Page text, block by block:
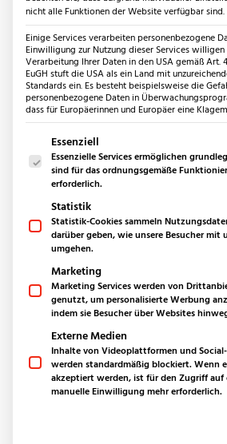
Waschtische
Wandverkleidungen
Anwendungsbereiche
Wohnbereich
Bäder
Küchen
Außenbereich
Produkte
Bodenplatten aus Naturstein
Keramikplatten für den Außenbereich
Polygonalplatten
Mauern & Palisaden
Sichtschutz-Stoneview
Fassaden
Poolumrandung
Quadersteine
Pflastersteine
Stufen
Splitt & Kies
Anwendungsbereiche
Kontakt
Kontaktieren Sie
Projekt
Sie brauchen eine Beratung
nicht alle Funktionen der Website verfügbar sind.
Einige Services verarbeiten personenbezogene
Einwilligung zur Nutzung dieser Services
Verarbeitung Ihrer Daten in den USA gemäß Art.
EuGH stuft die USA als ein Land mit
Standards ein. Es besteht beispielsweise die
personenbezogene Daten in
dass für Europäerinnen und Europäer eine
Es folgt eine Liste der Service-
Essenziell
Essenzielle Services ermöglichen
sind für das ordnungsgemäße
erforderlich.
Statistik
Statistik-Cookies sammeln
darüber geben, wie unsere Besucher mit
umgehen.
Marketing
Marketing Services werden von
genutzt, um personalisierte Werbung
indem sie Besucher über Websites
Externe Medien
Inhalte von Videoplattformen und
werden standardmäßig blockiert. Wenn
akzeptiert werden, ist für den Zugriff auf
manuelle Einwilligung mehr erforderlich.